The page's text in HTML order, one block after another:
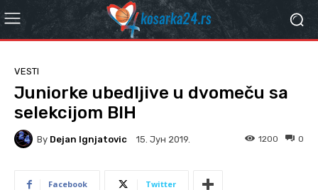
VESTI
Juniorke ubedljive u dvomeču sa
selekcijom BIH
By Dejan Ignjatovic 15. Јун 2019. 0
1200
Facebook Twitter